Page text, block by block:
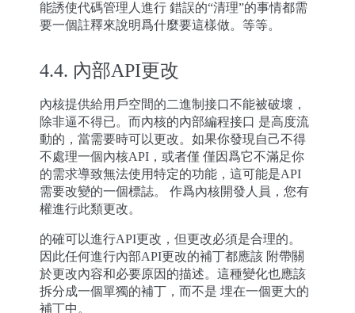
能誘使代碼管理人進行 錯誤的“清理”的事情都需
要一個註釋來說明爲什麼要這樣做。等等。
4.4. 內部API更改
內核提供給用戶空間的二進制接口不能被破壞，
除非逼不得已。而內核的內部編程接口 是高度流
動的，當需要時可以更改。如果你發現自己不得
不處理一個內核API，或者僅 僅因爲它不滿足你
的需求導致無法使用特定的功能，這可能是API
需要改變的一個標誌。 作爲內核開發人員，您有
權進行此類更改。
的確可以進行API更改，但更改必須是合理的。
因此任何進行內部API更改的補丁都應該 附帶關
於更改內容和必要原因的描述。這種變化也應該
拆分成一個單獨的補丁，而不是 埋在一個更大的
補丁中。